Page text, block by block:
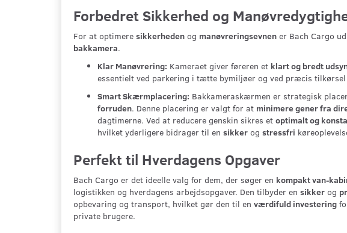
Forbedret Sikkerhed og
For at optimere sikkerheden og manøvreringsevnen er Bach Cargo
bakkamera.
Klar Manøvrering: Kameraet giver føreren et klart og bredt
essentielt ved parkering i tætte bymiljøer og ved præcis
Smart Skærmplacering: Bakkameraskærmen er strategisk
forruden. Denne placering er valgt for at minimere gener fra
dagtimerne. Ved at reducere genskin sikres et optimalt og
hvilket yderligere bidrager til en sikker og stressfri
Perfekt til Hverdagens Opgaver
Bach Cargo er det ideelle valg for dem, der søger en kompakt van-
logistikken og hverdagens arbejdsopgaver. Den tilbyder en sikker og
opbevaring og transport, hvilket gør den til en værdifuld investering
private brugere.